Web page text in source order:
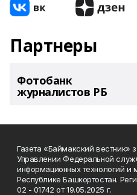
Партнеры
Фотобанк
журналистов РБ
Газета «Баймакский вестник»
Управлении Федеральной
информационных технологий
Республике Башкортостан.
02 - 01742 от 19.05.2025 г.